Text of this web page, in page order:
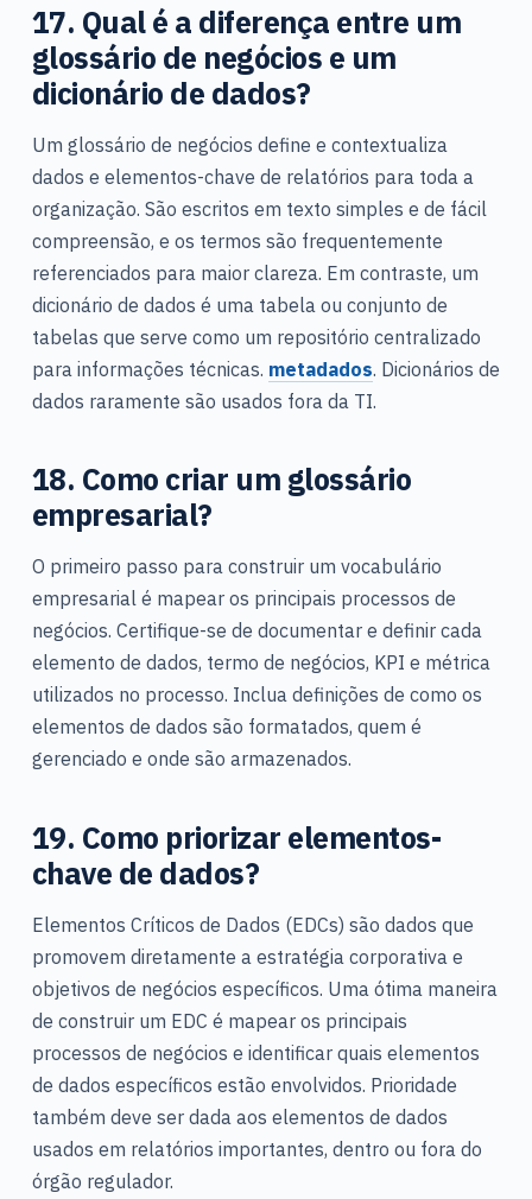
17. Qual é a diferença entre um
glossário de negócios e um
dicionário de dados?
Um glossário de negócios define e contextualiza
dados e elementos-chave de relatórios para toda a
organização. São escritos em texto simples e de fácil
compreensão, e os termos são frequentemente
referenciados para maior clareza. Em contraste, um
dicionário de dados é uma tabela ou conjunto de
tabelas que serve como um repositório centralizado
para informações técnicas. metadados. Dicionários de
dados raramente são usados fora da TI.
18. Como criar um glossário
empresarial?
O primeiro passo para construir um vocabulário
empresarial é mapear os principais processos de
negócios. Certifique-se de documentar e definir cada
elemento de dados, termo de negócios, KPI e métrica
utilizados no processo. Inclua definições de como os
elementos de dados são formatados, quem é
gerenciado e onde são armazenados.
19. Como priorizar elementos-
chave de dados?
Elementos Críticos de Dados (EDCs) são dados que
promovem diretamente a estratégia corporativa e
objetivos de negócios específicos. Uma ótima maneira
de construir um EDC é mapear os principais
processos de negócios e identificar quais elementos
de dados específicos estão envolvidos. Prioridade
também deve ser dada aos elementos de dados
usados em relatórios importantes, dentro ou fora do
órgão regulador.